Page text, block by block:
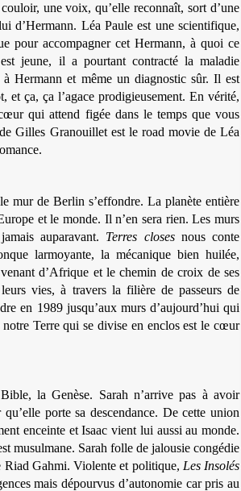
une voix, qu’elle reconnaît, sort d’une
d’Hermann. Léa Paule est une scientifique,
pour accompagner cet Hermann, à quoi ce
jeune, il a pourtant contracté la maladie
Hermann et même un diagnostic sûr. Il est
et ça, ça l’agace prodigieusement. En vérité,
qui attend figée dans le temps que vous
Gilles Granouillet est le road movie de Léa
mur de Berlin s’effondre. La planète entière
et le monde. Il n’en sera rien. Les murs
auparavant. Terres closes nous conte
larmoyante, la mécanique bien huilée,
d’Afrique et le chemin de croix de ses
vies, à travers la filière de passeurs de
en 1989 jusqu’aux murs d’aujourd’hui qui
Terre qui se divise en enclos est le cœur
la Genèse. Sarah n’arrive pas à avoir
porte sa descendance. De cette union
enceinte et Isaac vient lui aussi au monde.
musulmane. Sarah folle de jalousie congédie
Riad Gahmi. Violente et politique, Les Insolés
mais dépourvus d’autonomie car pris au